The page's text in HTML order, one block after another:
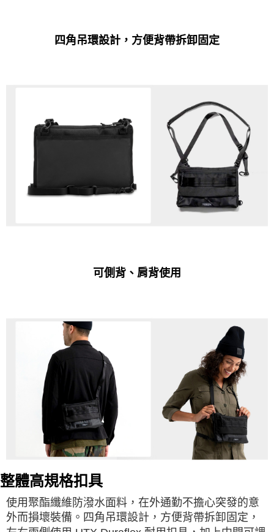
四角吊環設計，方便背帶拆卸固定
可側背、肩背使用
整體高規格扣具
使用聚酯纖維防潑水面料，在外通勤不擔心突發的意
外而損壞裝備。四角吊環設計，方便背帶拆卸固定，